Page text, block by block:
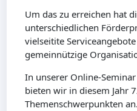
Um das zu erreichen hat
unterschiedlichen
vielseitite
gemeinnützige
In unserer Online-
bieten wir in diesem Jahr
Themenschwerpunkten an.